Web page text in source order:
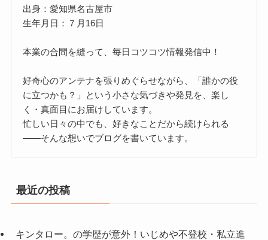
出身：愛知県名古屋市
生年月日：７月16日
本業の合間を縫って、毎日コツコツ情報発信中！
好奇心のアンテナを張りめぐらせながら、「誰かの役
に立つかも？」という小さな気づきや発見を、楽し
く・真面目にお届けしています。
忙しい日々の中でも、好きなことだから続けられる
——そんな想いでブログを書いています。
最近の投稿
キンタロー。の学歴が意外！いじめや不登校・私立進